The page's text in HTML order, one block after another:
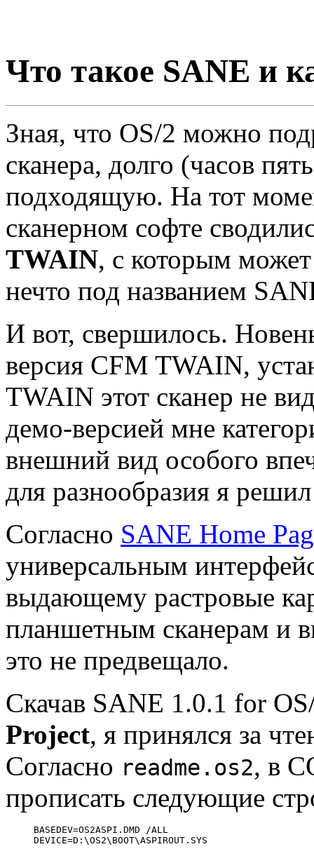
Что такое SANE и
Зная, что OS/2 можно
сканера, долго (часов
подходящую. На тот
сканерном софте
TWAIN, с которым
нечто под названием
И вот, свершилось.
версия CFM TWAIN,
TWAIN этот сканер не
демо-версией мне
внешний вид особого
для разнообразия я
Согласно SANE Home
универсальным
выдающему растровые
планшетным сканерам и
это не предвещало.
Скачав SANE 1.0.1 for
Project, я принялся за
Согласно readme.os2, в
прописать следующие
BASEDEV=OS2ASPI.DMD /ALL